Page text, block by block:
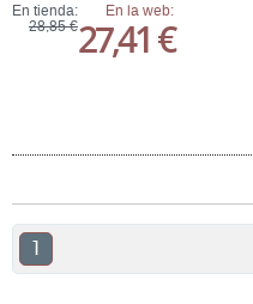
En tienda:
28,85 €
En la web:
27,41 €
1